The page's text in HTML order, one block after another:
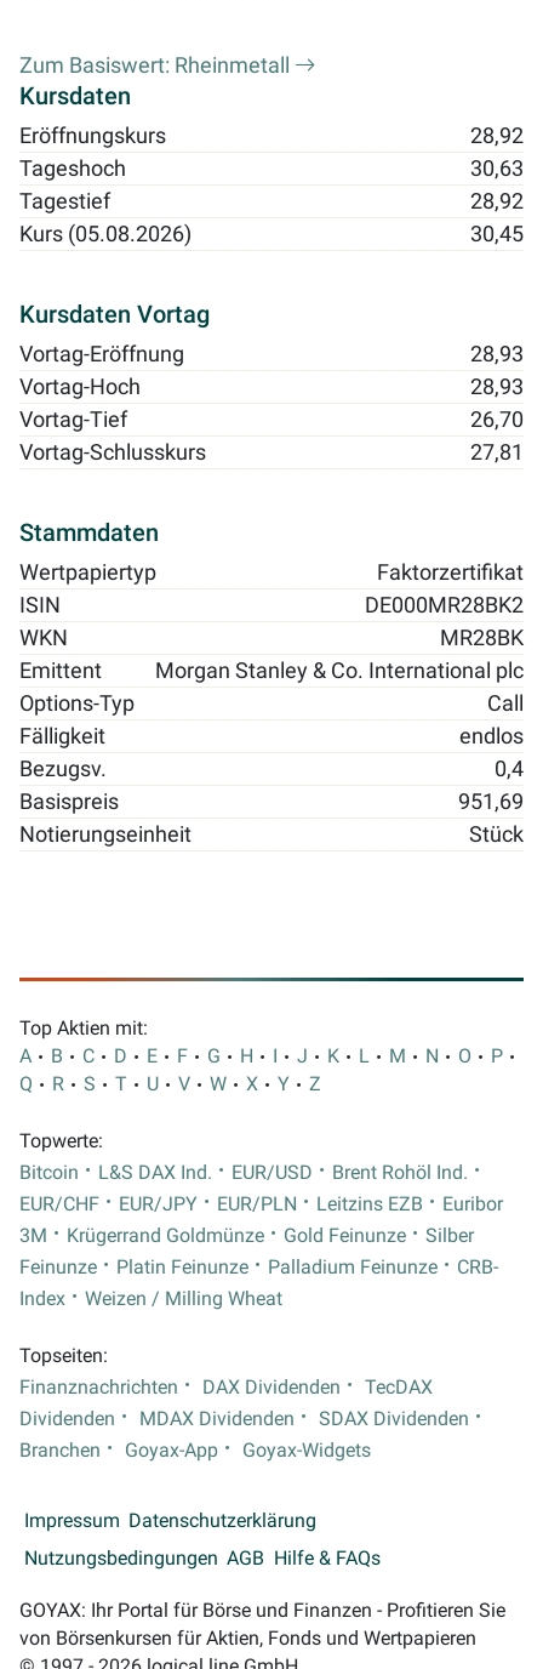
Zum Basiswert: Rheinmetall
Kursdaten
Eröffnungskurs
28,92
Tageshoch
30,63
Tagestief
28,92
Kurs (05.08.2026)
30,45
Kursdaten Vortag
Vortag-Eröffnung
28,93
Vortag-Hoch
28,93
Vortag-Tief
26,70
Vortag-Schlusskurs
27,81
Stammdaten
Wertpapiertyp
Faktorzertifikat
ISIN
DE000MR28BK2
WKN
MR28BK
Emittent
Morgan Stanley & Co. International plc
Options-Typ
Call
Fälligkeit
endlos
Bezugsv.
0,4
Basispreis
951,69
Notierungseinheit
Stück
Top Aktien mit:
A
B C D E F G H I J K L M N O
P
Q
R S T U V W X Y Z
Topwerte:
Bitcoin
L&S DAX Ind. EUR/USD
Brent Rohöl Ind.
EUR/CHF
EUR/JPY EUR/PLN Leitzins EZB
Euribor
3M
Krügerrand Goldmünze Gold Feinunze
Silber
Feinunze
Platin Feinunze Palladium Feinunze
CRB-
Index
Weizen / Milling Wheat
Topseiten:
Finanznachrichten
DAX Dividenden
TecDAX
Dividenden
MDAX Dividenden
SDAX Dividenden
Branchen
Goyax-App Goyax-Widgets
Impressum Datenschutzerklärung
Nutzungsbedingungen AGB Hilfe & FAQs
GOYAX: Ihr Portal für Börse und Finanzen - Profitieren Sie
von Börsenkursen für Aktien, Fonds und Wertpapieren